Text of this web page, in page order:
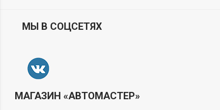
МЫ В СОЦСЕТЯХ
МАГАЗИН «АВТОМАСТЕР»